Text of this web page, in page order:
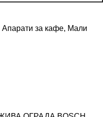
Апарати за кафе, Мали